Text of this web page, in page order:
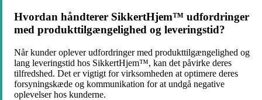
Hvordan håndterer SikkertHjem™ udfordringer
med produkttilgængelighed og leveringstid?
Når kunder oplever udfordringer med produkttilgængelighed og
lang leveringstid hos SikkertHjem™, kan det påvirke deres
tilfredshed. Det er vigtigt for virksomheden at optimere deres
forsyningskæde og kommunikation for at undgå negative
oplevelser hos kunderne.